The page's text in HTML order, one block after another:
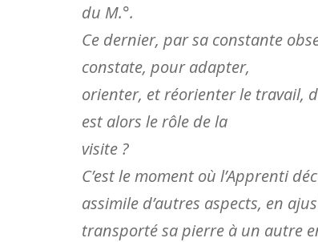
du M.°.
Ce dernier, par sa constante
constate, pour adapter,
orienter, et réorienter le travail,
est alors le rôle de la
visite ?
C’est le moment où l’Apprenti
assimile d’autres aspects, en
transporté sa pierre à un autre